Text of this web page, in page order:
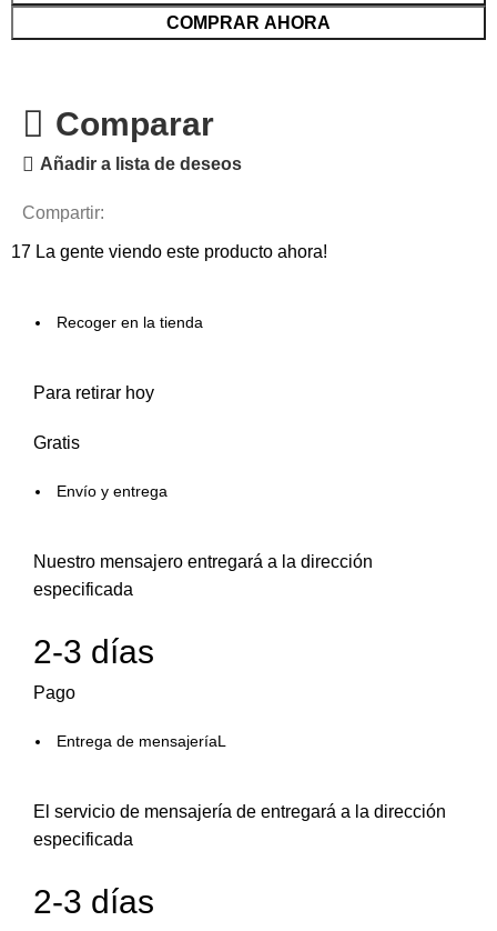
COMPRAR AHORA
Comparar
Añadir a lista de deseos
Compartir:
17 La gente viendo este producto ahora!
Recoger en la tienda
Para retirar hoy
Gratis
Envío y entrega
Nuestro mensajero entregará a la dirección
especificada
2-3 días
Pago
Entrega de mensajeríaL
El servicio de mensajería de entregará a la dirección
especificada
2-3 días